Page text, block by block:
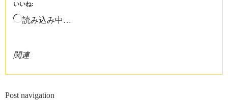
いいね:
読み込み中…
関連
Post navigation